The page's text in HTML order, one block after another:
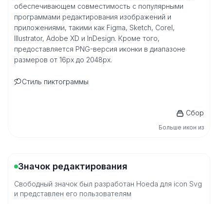
обеспечивающем совместимость с популярными
программами редактирования изображений и
приложениями, такими как Figma, Sketch, Corel,
Illustrator, Adobe XD и InDesign. Кроме того,
предоставляется PNG-версия иконки в диапазоне
размеров от 16px до 2048px.
Стиль пиктограммы
Сбор
Больше икон из
Значок редактирования
Свободный значок был разработан Hoeda для icon Svg
и представлен его пользователям